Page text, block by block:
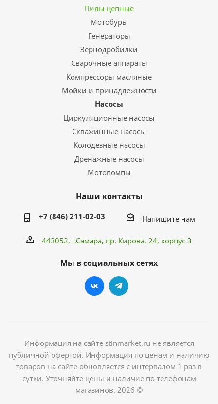
Пилы цепные
Мотобуры
Генераторы
Зернодробилки
Сварочные аппараты
Компрессоры масляные
Мойки и принадлежности
Насосы
Циркуляционные насосы
Скважинные насосы
Колодезные насосы
Дренажные насосы
Мотопомпы
Наши контакты
+7 (846) 211-02-03 Напишите нам
443052, г.Самара, пр. Кирова, 24, корпус 3
Мы в социальных сетях
Информация на сайте stinmarket.ru не является
публичной офертой. Информация по ценам и наличию
товаров на сайте обновляется с интервалом 1 раз в
сутки. Уточняйте цены и наличие по телефонам
магазинов. 2026 ©